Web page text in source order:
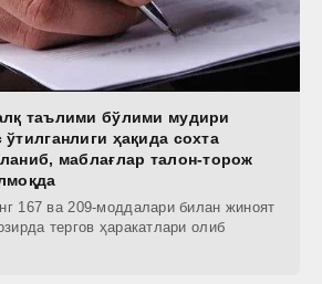
таълими бўлими мудири
ҳақида сохта
маблағлар талон-торож
167 ва 209-моддалари билан жиноят
тергов ҳаракатлари олиб